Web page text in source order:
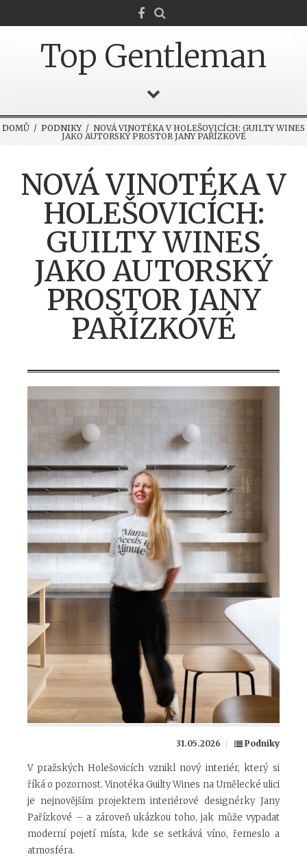
Top Gentleman
DOMŮ / PODNIKY/ NOVÁ VINOTÉKA V HOLEŠOVICÍCH: GUILTY WINES
JAKO AUTORSKÝ PROSTOR JANY PAŘÍZKOVÉ
NOVÁ VINOTÉKA V
HOLEŠOVICÍCH:
GUILTY WINES
JAKO AUTORSKÝ
PROSTOR JANY
PAŘÍZKOVÉ
31.05.2026 Podniky
V pražských Holešovicích vznikl nový interiér, který si
říká o pozornost. Vinotéka Guilty Wines na Umělecké ulici
je nejnovějším projektem interiérové designérky Jany
Pařízkové – a zároveň ukázkou toho, jak může vypadat
moderní pojetí místa, kde se setkává víno, řemeslo a
atmosféra.